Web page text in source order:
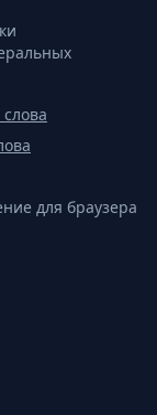
для браузера